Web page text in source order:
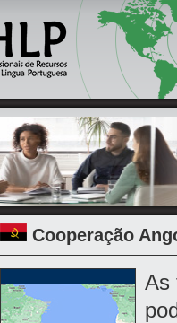
Cooperação
As